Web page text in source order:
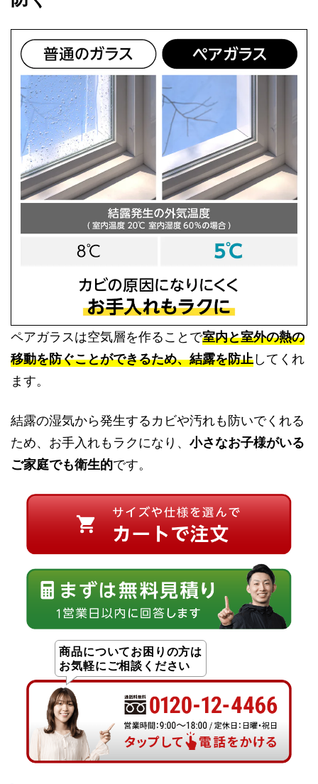
ペアガラスは空気層を作ることで室内と室外の熱の
移動を防ぐことができるため、結露を防止してくれ
ます。
結露の湿気から発生するカビや汚れも防いでくれる
ため、お手入れもラクになり、 小さなお子様がいる
ご家庭でも衛生的です。
商品についてお困りの方は
お気軽にご相談ください